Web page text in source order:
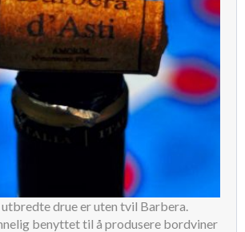
drue er uten tvil Barbera.
benyttet til å produsere bordviner